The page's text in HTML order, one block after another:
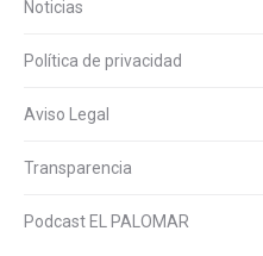
Noticias
Política de privacidad
Aviso Legal
Transparencia
Podcast EL PALOMAR